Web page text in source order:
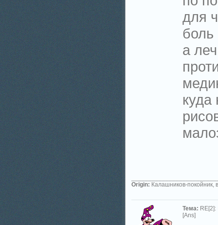
для
боль
а
Origin: Калашников-покойник,
Тема:
[Ans]